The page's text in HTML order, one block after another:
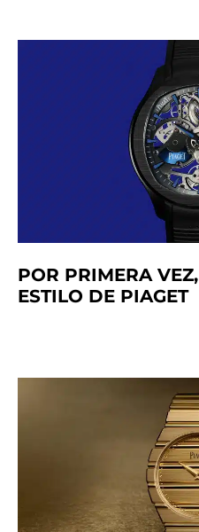
POR PRIMERA
ESTILO DE PIAGET